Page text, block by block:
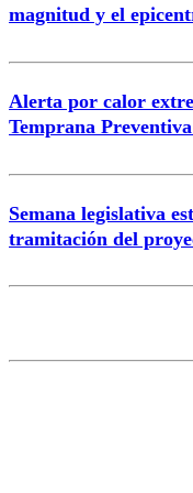
magnitud y el
Alerta por calor
Temprana
Semana legislativa
tramitación del